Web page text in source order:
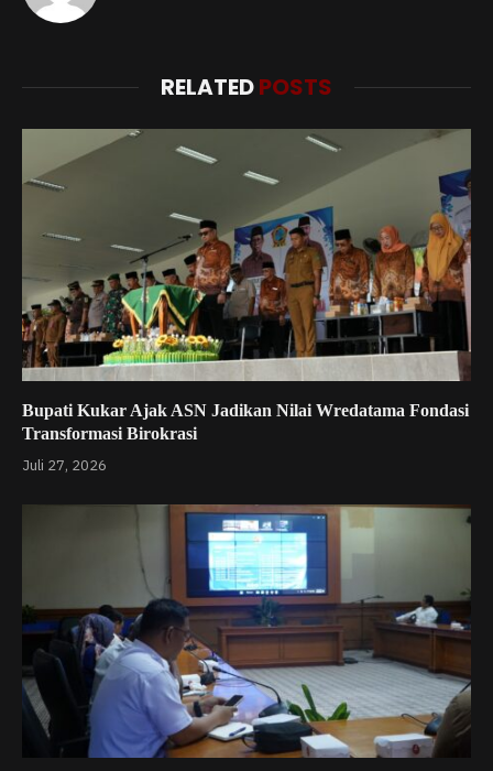
RELATEDPOSTS
Bupati Kukar Ajak ASN Jadikan Nilai Wredatama Fondasi
Transformasi Birokrasi
Juli 27, 2026